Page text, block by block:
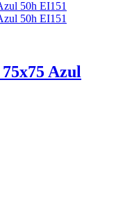
Azul